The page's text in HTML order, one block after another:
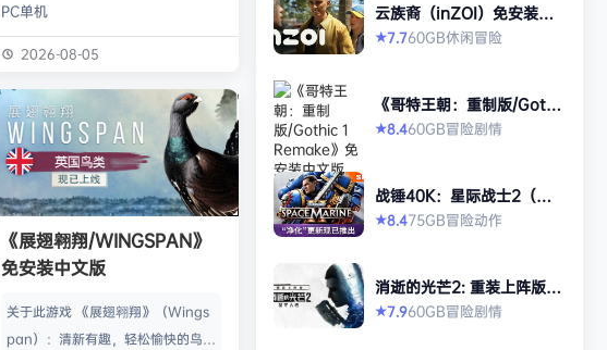
Red Barrel（飞天红酒桶）、QP S
hooting（QP追击）、Suguri（疾
作品里的角色，以及在本作中出现的
新角色们，一起以获胜为目标使用骰
子对战吧！ 小狗、人类与机械在天
空中飞翔交汇的世界。在这个世界
里，诞生了一小片漆黑的暗影。最
初…
PC单机
2026-08-05
《展翅翱翔/WINGSPAN》
免安装中文版
关于此游戏 《展翅翱翔》（Wings
pan）：清新有趣，轻松愉快的鸟类
云族裔（inZOI）免安装中
文版
★7.760GB休闲冒险
《哥特王朝：重制版/Gothi
c 1 Remake》免安装中文
版
★8.460GB冒险剧情
战锤40K：星际战士2（Wa
rhammer 40,000: Space
Marine 2）免安装中文版
★8.475GB冒险动作
消逝的光芒2: 重装上阵版
（Dying Light 2 Stay Hu
man: Reloaded Edition）
★7.960GB冒险剧情